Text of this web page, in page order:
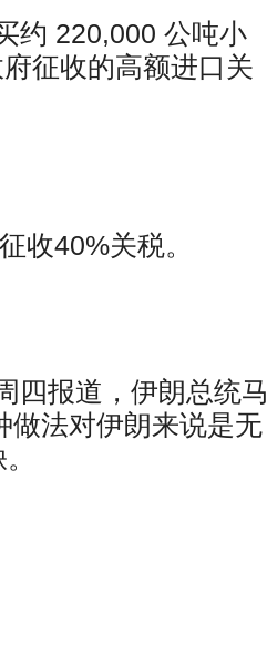
约 220,000 公吨小
征收的高额进口关
收40%关税。
报道，伊朗总统马
做法对伊朗来说是无